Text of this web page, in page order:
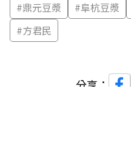
#鼎元豆漿 #阜杭豆漿
#方君民
分享：